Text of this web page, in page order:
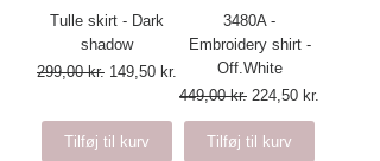
Tulle skirt - Dark
shadow
Regulær pris
299,00 kr. Salgspris
149,50 kr.
Tilføj til kurv
3480A -
Embroidery shirt -
Off.White
Regulær pris
449,00 kr. Salgspris
224,50 kr.
Tilføj til kurv